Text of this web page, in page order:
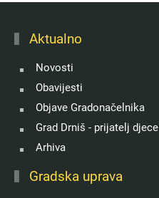
Aktualno
Novosti
Obavijesti
Objave Gradonačelnika
Grad Drniš - prijatelj djece
Arhiva
Gradska uprava